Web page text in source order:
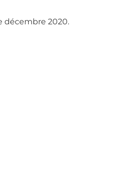
décembre 2020.